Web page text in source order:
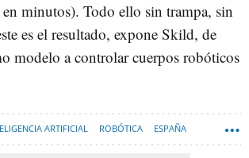
minutos). Todo ello sin trampa, sin
es el resultado, expone Skild, de
modelo a controlar cuerpos robóticos
ARTIFICIAL ROBÓTICA ESPAÑA